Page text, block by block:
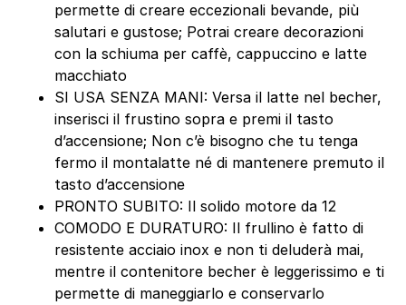
permette di creare eccezionali bevande, più
salutari e gustose; Potrai creare decorazioni
con la schiuma per caffè, cappuccino e latte
macchiato
SI USA SENZA MANI: Versa il latte nel becher,
inserisci il frustino sopra e premi il tasto
d’accensione; Non c’è bisogno che tu tenga
fermo il montalatte né di mantenere premuto il
tasto d’accensione
PRONTO SUBITO: Il solido motore da 12
COMODO E DURATURO: Il frullino è fatto di
resistente acciaio inox e non ti deluderà mai,
mentre il contenitore becher è leggerissimo e ti
permette di maneggiarlo e conservarlo